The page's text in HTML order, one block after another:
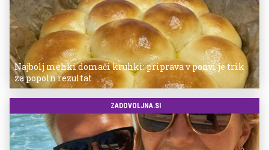
Najbolj mehki domači kruhki: priprava v ponvi je trik
za popoln rezultat
ZADOVOLJNA.SI